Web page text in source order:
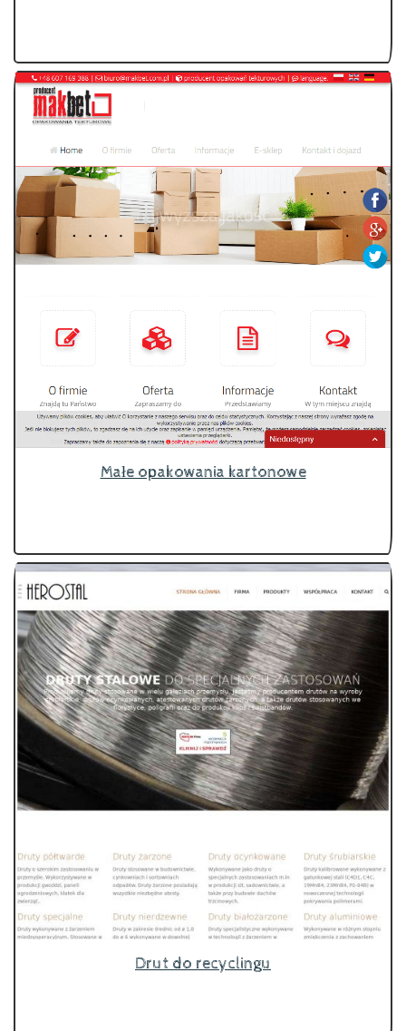
Małe opakowania kartonowe
Drut do recyclingu